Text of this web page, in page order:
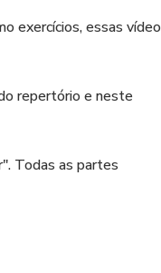
exercícios, essas vídeo
repertório e neste
Todas as partes